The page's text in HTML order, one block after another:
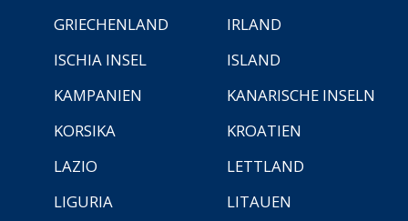
GRIECHENLAND
IRLAND
ISCHIA INSEL
ISLAND
KAMPANIEN
KANARISCHE INSELN
KORSIKA
KROATIEN
LAZIO
LETTLAND
LIGURIA
LITAUEN